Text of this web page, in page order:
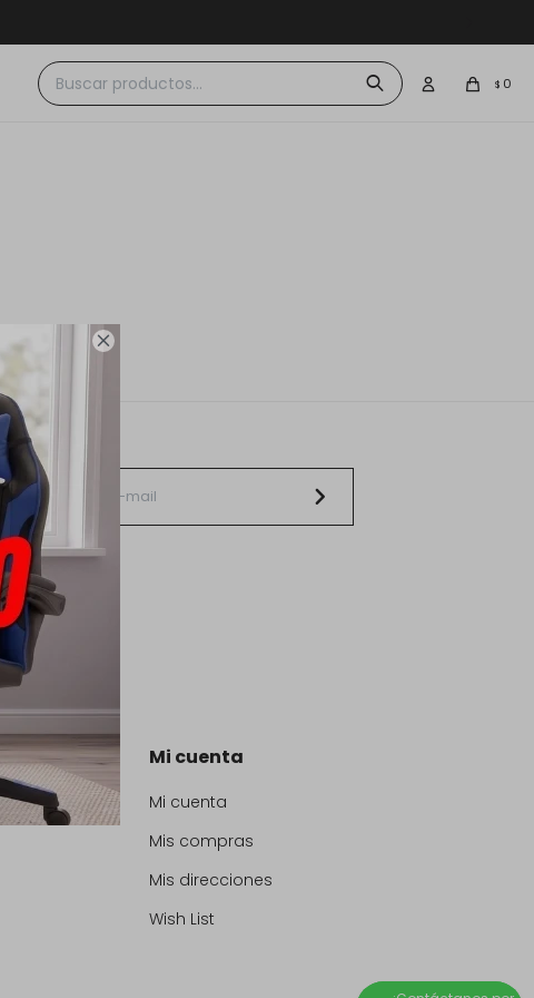

a $30.000
$ 0
Mi cuenta
Mi cuenta
Mis compras
Mis direcciones
Wish List